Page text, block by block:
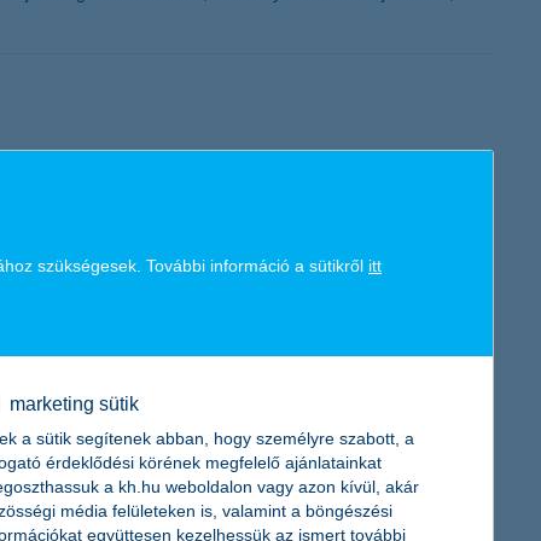
szükségesek. További információ a sütikről itt
marketing sütik
a sütik segítenek abban, hogy személyre szabott, a
érdeklődési körének megfelelő ajánlatainkat
a kh.hu weboldalon vagy azon kívül, akár
média felületeken is, valamint a böngészési
együttesen kezelhessük az ismert további